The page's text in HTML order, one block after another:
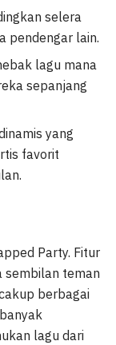
selera
pendengar lain.
lagu mana
sepanjang
yang
favorit
Party. Fitur
sembilan teman
berbagai
lagu dari